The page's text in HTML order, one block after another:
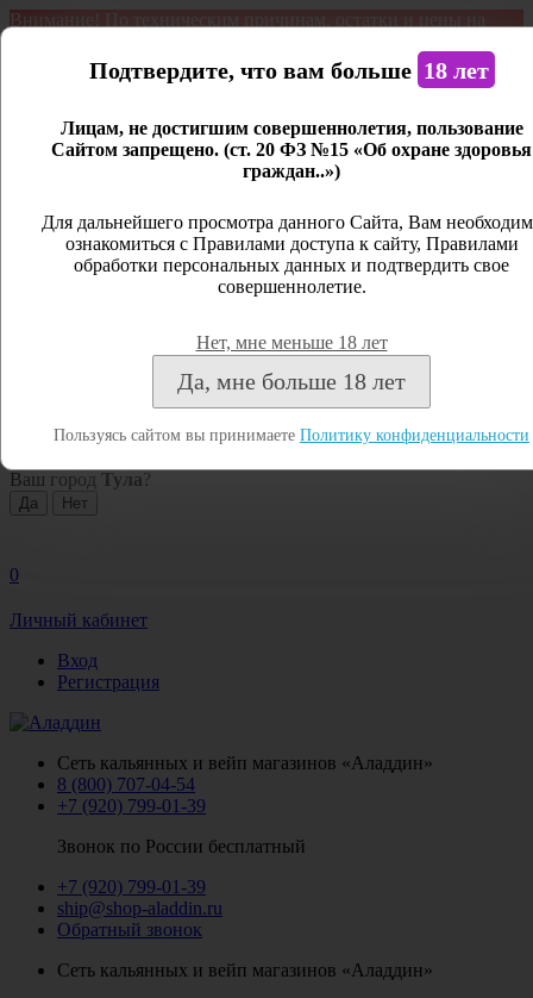
Внимание! По техническим причинам, остатки и цены на
является демонстрационным. Дистанционная продажа не
Открыть сайдбар
Личный кабинет
Закрыть
Посмотреть все результаты
Ваш город Тула ?
0
Личный кабинет
Вход
Регистрация
Сеть кальянных и вейп магазинов «Аладдин»
8 (800) 707-04-54
+7 (920) 799-01-39
Звонок по России бесплатный
+7 (920) 799-01-39
ship@shop-aladdin.ru
Обратный звонок
Сеть кальянных и вейп магазинов «Аладдин»
Подтвердите, что вам больше 18 лет
Лицам, не достигшим совершеннолетия, пользование
Сайтом запрещено. (ст. 20 ФЗ №15 «Об охране здоровья
граждан..»)
Для дальнейшего просмотра данного Сайта, Вам
ознакомиться с Правилами доступа к сайту, Правилами
обработки персональных данных и подтвердить свое
совершеннолетие.
Нет, мне меньше 18 лет
Да, мне больше 18 лет
Пользуясь сайтом вы принимаете Политику конфиденциальности